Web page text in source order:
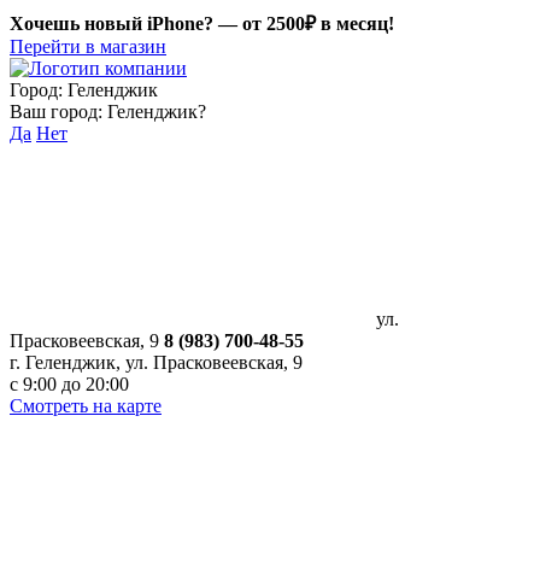
Хочешь новый iPhone? —от 2500₽ в месяц!
Перейти в магазин
Город: Геленджик
Ваш город: Геленджик?
Да Нет
ул.
Прасковеевская, 9 8 (983) 700-48-55
г. Геленджик, ул. Прасковеевская, 9
с 9:00 до 20:00
Смотреть на карте